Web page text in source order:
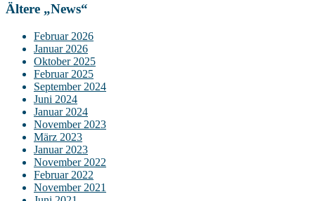
Ältere „News“
Februar 2026
Januar 2026
Oktober 2025
Februar 2025
September 2024
Juni 2024
Januar 2024
November 2023
März 2023
Januar 2023
November 2022
Februar 2022
November 2021